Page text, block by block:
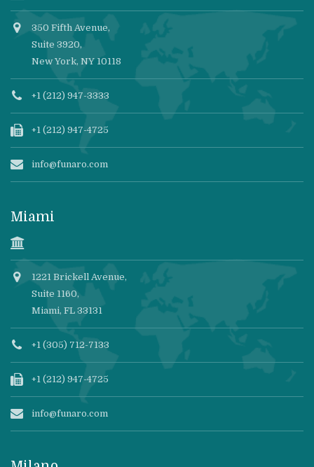
350 Fifth Avenue,
Suite 3920,
New York, NY 10118
+1 (212) 947-3333
+1 (212) 947-4725
info@funaro.com
Miami
1221 Brickell Avenue,
Suite 1160,
Miami, FL 33131
+1 (305) 712-7133
+1 (212) 947-4725
info@funaro.com